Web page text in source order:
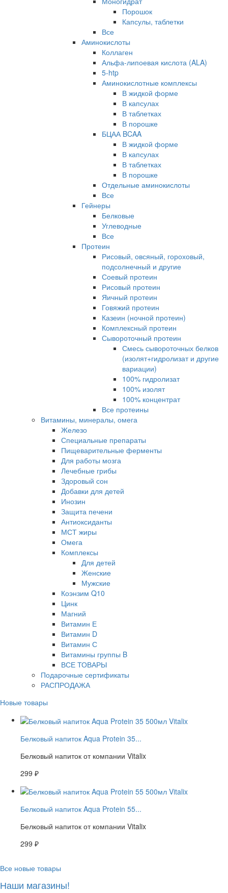
Порошок
Капсулы, таблетки
Все
Аминокислоты
Коллаген
Альфа-липоевая кислота (ALA)
5-htp
Аминокислотные комплексы
В жидкой форме
В капсулах
В таблетках
В порошке
БЦАА BCAA
В жидкой форме
В капсулах
В таблетках
В порошке
Отдельные аминокислоты
Все
Гейнеры
Белковые
Углеводные
Все
Протеин
Рисовый, овсяный, гороховый,
подсолнечный и другие
Соевый протеин
Рисовый протеин
Яичный протеин
Говяжий протеин
Казеин (ночной протеин)
Комплексный протеин
Сывороточный протеин
Смесь сывороточных белков
(изолят+гидролизат и другие
вариации)
100% гидролизат
100% изолят
100% концентрат
Все протеины
Витамины, минералы, омега
Железо
Специальные препараты
Пищеварительные ферменты
Для работы мозга
Лечебные грибы
Здоровый сон
Добавки для детей
Инозин
Защита печени
Антиоксиданты
МСТ жиры
Омега
Комплексы
Для детей
Женские
Мужские
Коэнзим Q10
Цинк
Магний
Витамин Е
Витамин D
Витамин С
Витамины группы B
ВСЕ ТОВАРЫ
Подарочные сертификаты
РАСПРОДАЖА
Новые товары
Белковый напиток Aqua Protein 35...
Белковый напиток от компании Vitalix
299 ₽
Белковый напиток Aqua Protein 55...
Белковый напиток от компании Vitalix
299 ₽
Все новые товары
Наши магазины!